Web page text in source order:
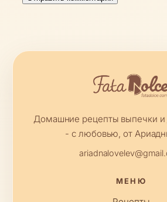
Домашние рецепты выпечки и
- с любовью, от
МЕНЮ